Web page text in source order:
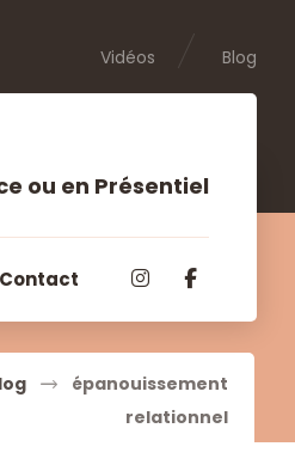
Blog
Vidéos
ou en Présentiel
Contact
épanouissement
relationnel